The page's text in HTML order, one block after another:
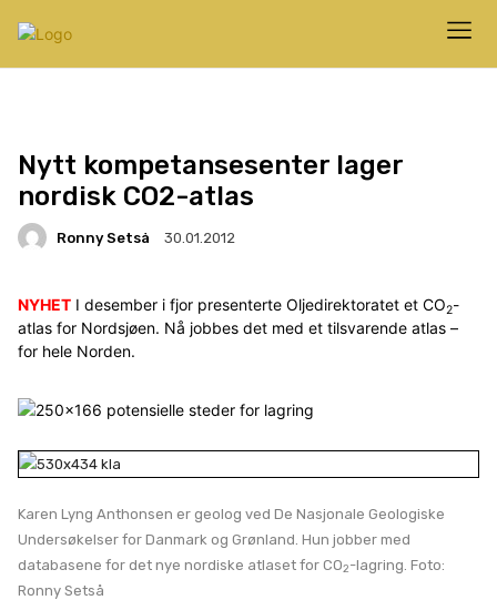
Nytt kompetansesenter lager
nordisk CO2-atlas
Ronny Setså 30.01.2012
NYHET I desember i fjor presenterte Oljedirektoratet et CO2-
atlas for Nordsjøen. Nå jobbes det med et tilsvarende atlas –
for hele Norden.
Karen Lyng Anthonsen er geolog ved De Nasjonale Geologiske
Undersøkelser for Danmark og Grønland. Hun jobber med
databasene for det nye nordiske atlaset for CO2-lagring. Foto:
Ronny Setså